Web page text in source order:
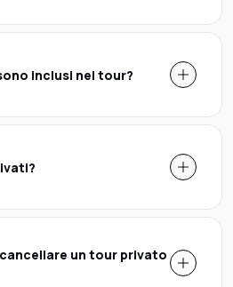
inclusi nei tour?
un tour privato